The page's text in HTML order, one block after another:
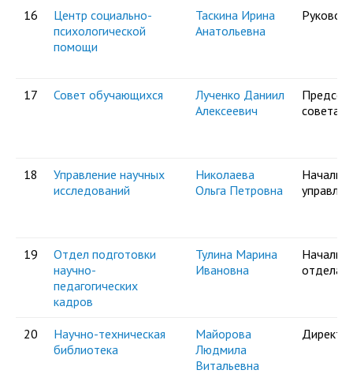
16
Центр социально-
психологической
помощи
Таскина Ирина
Анатольевна
17 Совет обучающихся
Лученко Даниил
Алексеевич
совета
18
Управление научных
исследований
Николаева
Ольга Петровна
19
Отдел подготовки
научно-
педагогических
кадров
Тулина Марина
Ивановна
отдела
20
Научно-техническая
библиотека
Майорова
Людмила
Витальевна